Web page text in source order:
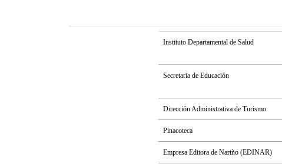
Instituto Departamental de Salud
Secretaria de Educación
Dirección Administrativa de Turismo
Pinacoteca
Empresa Editora de Nariño (EDINAR)